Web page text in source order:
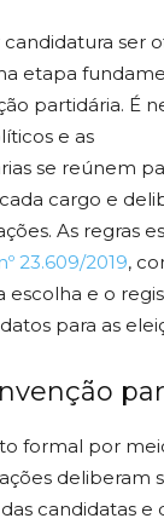
ser
etapa
partidária. É
e as
se reúnem
cargo e
As regras
23.609/2019,
escolha e o
para as
formal por
deliberam
candidatas e